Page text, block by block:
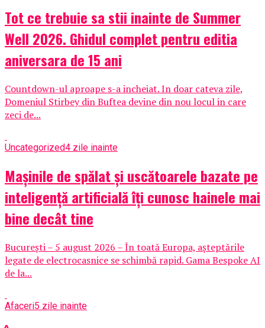
Tot ce trebuie sa stii inainte de Summer
Well 2026. Ghidul complet pentru editia
aniversara de 15 ani
Countdown-ul aproape s-a incheiat. In doar cateva zile,
Domeniul Stirbey din Buftea devine din nou locul in care
zeci de...
Uncategorized4 zile inainte
Mașinile de spălat și uscătoarele bazate pe
inteligență artificială îți cunosc hainele mai
bine decât tine
București – 5 august 2026 – În toată Europa, așteptările
legate de electrocasnice se schimbă rapid. Gama Bespoke AI
de la...
Afaceri5 zile inainte